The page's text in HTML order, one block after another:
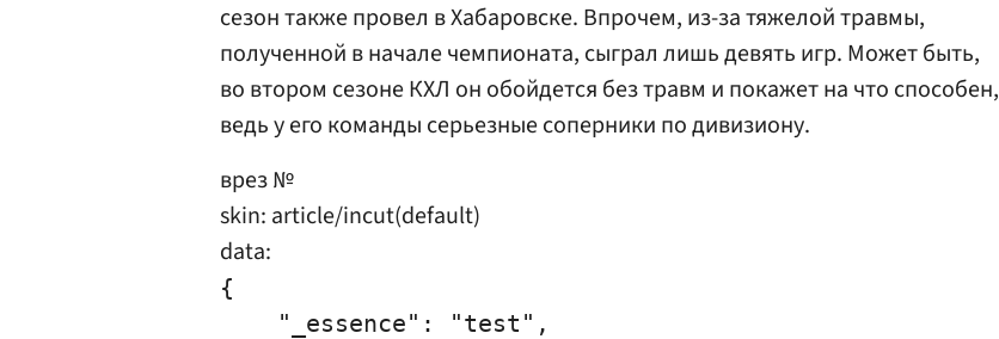
сезон также провел в Хабаровске. Впрочем, из-за тяжелой травмы,
полученной в начале чемпионата, сыграл лишь девять игр. Может быть,
во втором сезоне КХЛ он обойдется без травм и покажет на что способен,
ведь у его команды серьезные соперники по дивизиону.
врез №
skin: article/incut(default)
data:
{
    "_essence": "test",